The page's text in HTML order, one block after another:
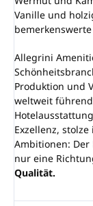
Vanille und
Allegrini
Produktion und
weltweit
Exzellenz,
Ambitionen:
nur eine
Qualität.